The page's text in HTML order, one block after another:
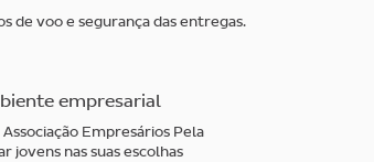
de voo e segurança das entregas.
empresarial
Empresários Pela
jovens nas suas escolhas